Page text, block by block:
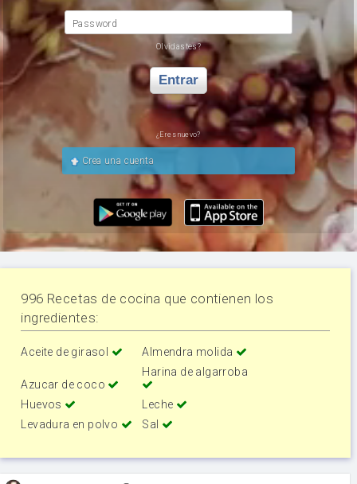
Password
Olvidastes?
Entrar
¿Eres nuevo?
Crea una cuenta
996 Recetas de cocina que contienen los
ingredientes:
Aceite de girasol Almendra molida
Azucar de coco
Harina de algarroba
Huevos
Leche
Levadura en polvo
Sal